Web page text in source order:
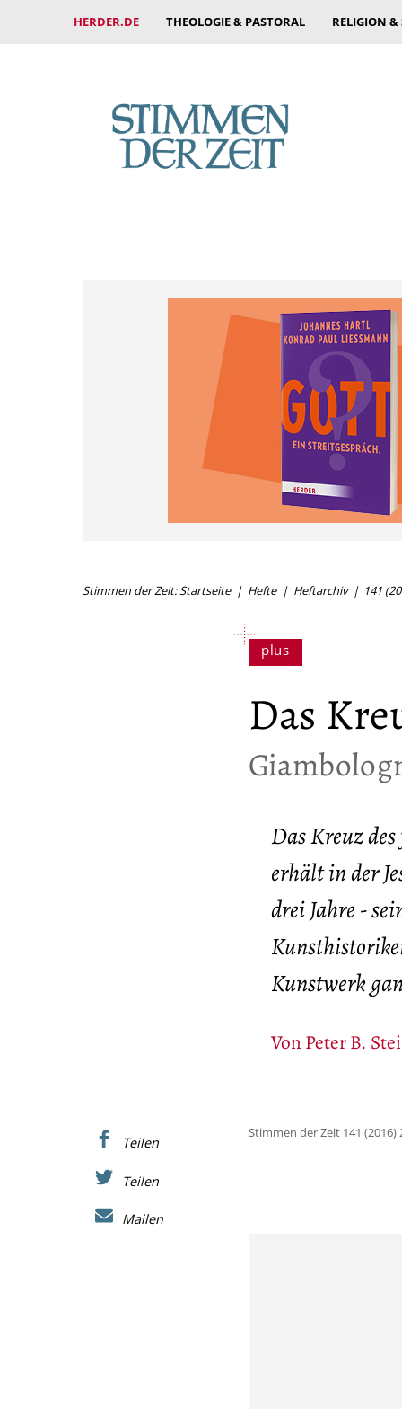
HERDER.DE THEOLOGIE & PASTORAL RELIGION
Stimmen der Zeit: Startseite Hefte Heftarchiv 141
Das
:
Das Kreuz
erhält in der
drei Jahre -
Kunstwerk
Von Peter B.
Stimmen der Zeit 141 (2016)
Teilen
Teilen
Mailen